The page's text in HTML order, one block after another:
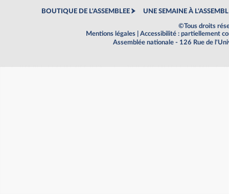
BOUTIQUE DE L'ASSEMBLEE UNE SEMAINE À
©Tous droits
Mentions légales
Accessibilité : partiellement
Assemblée nationale - 126 Rue de